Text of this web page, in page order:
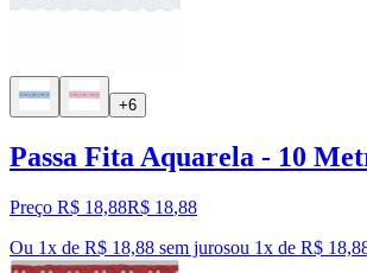
+6
Passa Fita Aquarela - 10
Preço R$ 18,88R$ 18,88
Ou 1x de R$ 18,88 sem jurosou 1x de R$